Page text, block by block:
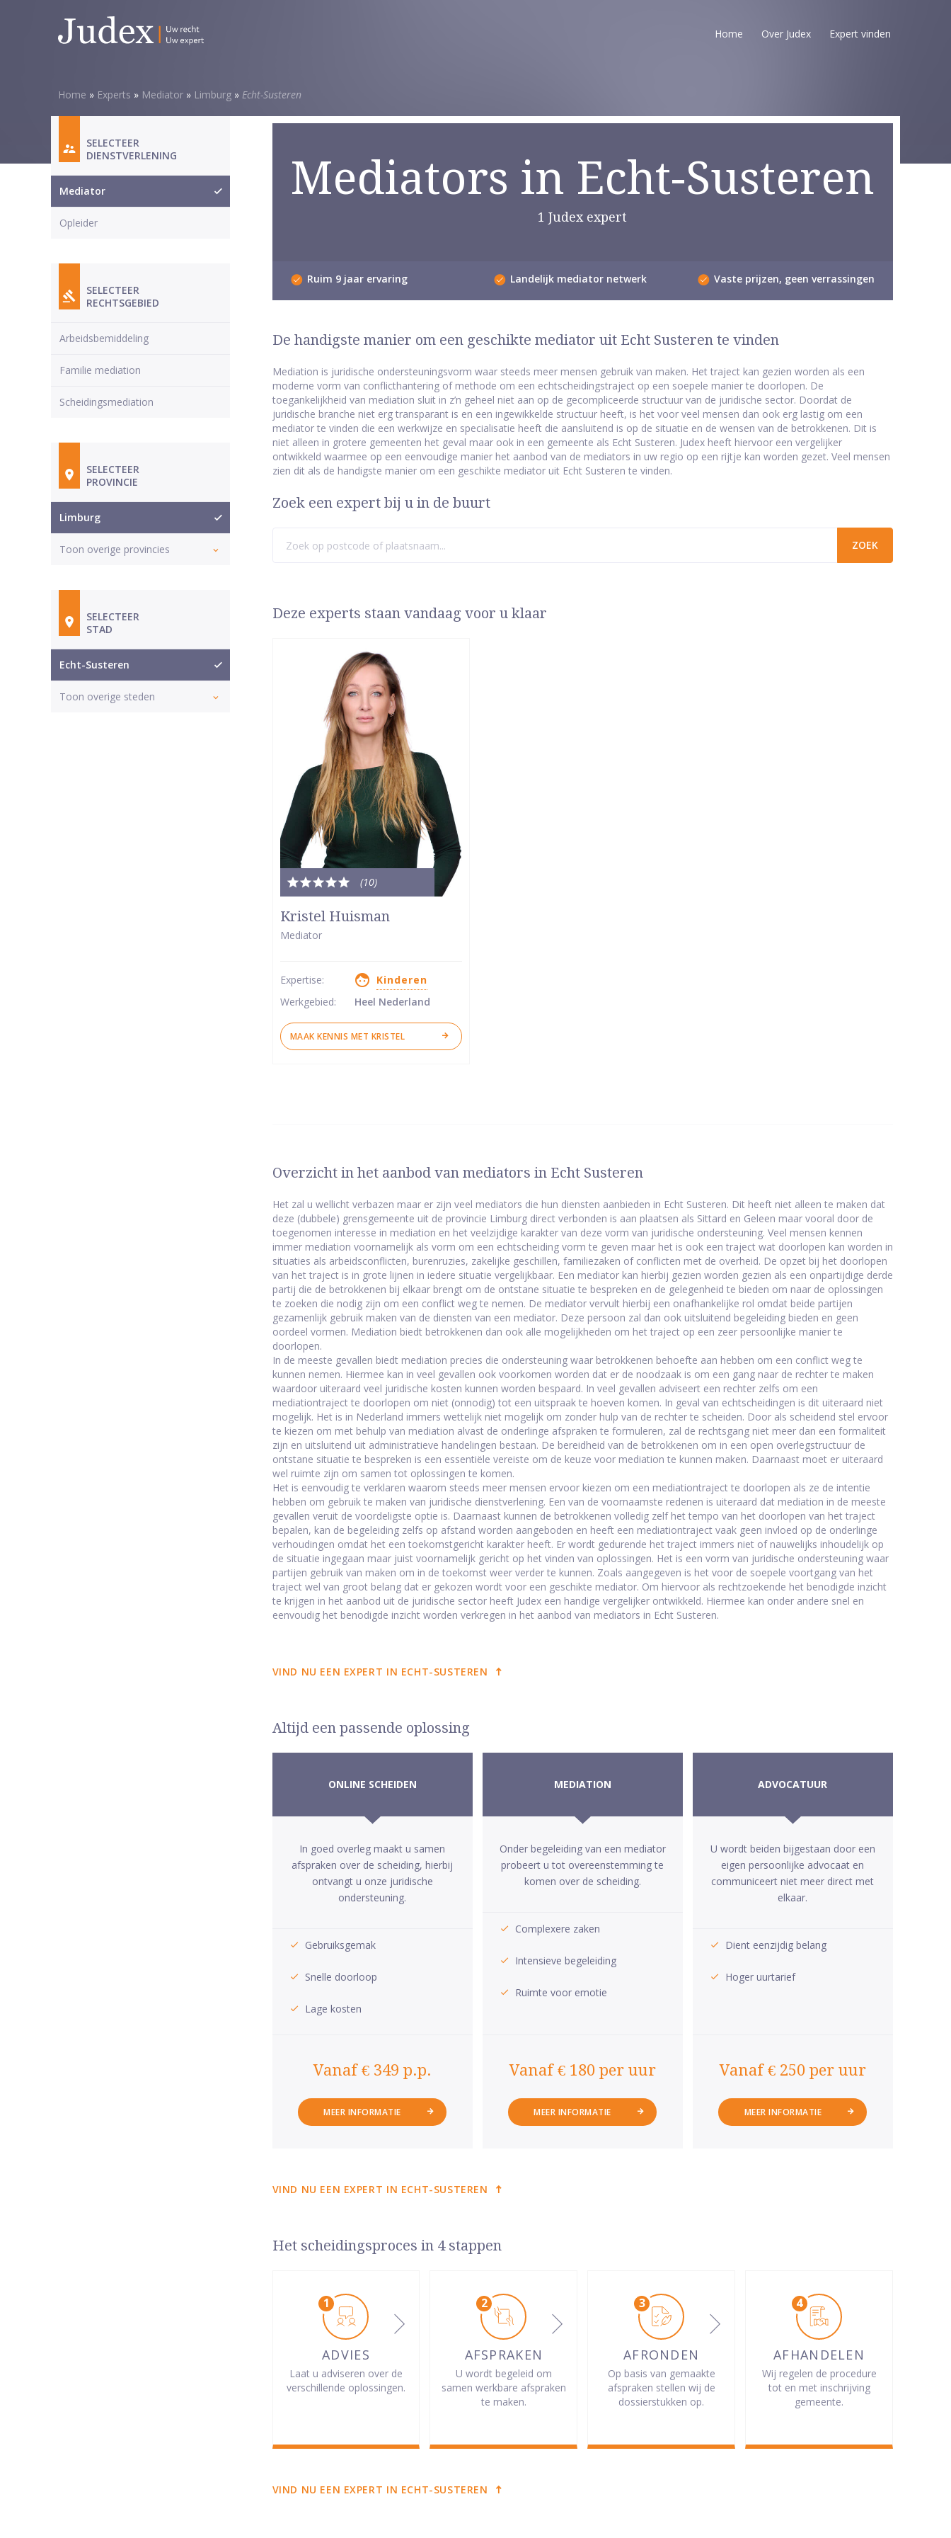
van
Home Over Judex Expert vinden
Home » Experts » Mediator » Limburg » Echt-Susteren
Mediators in Echt-Susteren
1 Judex expert
Ruim 9 jaar ervaring Landelijk mediator netwerk Vaste prijzen, geen verrassingen
De handigste manier om een geschikte mediator uit Echt Susteren te vinden
Mediation is juridische ondersteuningsvorm waar steeds meer mensen gebruik van maken. Het traject kan gezien worden als een
moderne vorm van conflicthantering of methode om een echtscheidingstraject op een soepele manier te doorlopen. De
toegankelijkheid van mediation sluit in z’n geheel niet aan op de gecompliceerde structuur van de juridische sector. Doordat de
juridische branche niet erg transparant is en een ingewikkelde structuur heeft, is het voor veel mensen dan ook erg lastig om een
mediator te vinden die een werkwijze en specialisatie heeft die aansluitend is op de situatie en de wensen van de betrokkenen. Dit is
niet alleen in grotere gemeenten het geval maar ook in een gemeente als Echt Susteren. Judex heeft hiervoor een vergelijker
ontwikkeld waarmee op een eenvoudige manier het aanbod van de mediators in uw regio op een rijtje kan worden gezet. Veel mensen
zien dit als de handigste manier om een geschikte mediator uit Echt Susteren te vinden.
Zoek een expert bij u in de buurt
Deze experts staan vandaag voor u klaar
(10)
Totale
waardering:
5
sterren
Kristel Huisman
Mediator
Expertise:
Kinderen
Werkgebied:
Heel Nederland
MAAK KENNIS MET KRISTEL
Overzicht in het aanbod van mediators in Echt Susteren
Het zal u wellicht verbazen maar er zijn veel mediators die hun diensten aanbieden in Echt Susteren. Dit heeft niet alleen te maken dat
deze (dubbele) grensgemeente uit de provincie Limburg direct verbonden is aan plaatsen als Sittard en Geleen maar vooral door de
toegenomen interesse in mediation en het veelzijdige karakter van deze vorm van juridische ondersteuning. Veel mensen kennen
immer mediation voornamelijk als vorm om een echtscheiding vorm te geven maar het is ook een traject wat doorlopen kan worden in
situaties als arbeidsconflicten, burenruzies, zakelijke geschillen, familiezaken of conflicten met de overheid. De opzet bij het doorlopen
van het traject is in grote lijnen in iedere situatie vergelijkbaar. Een mediator kan hierbij gezien worden gezien als een onpartijdige derde
partij die de betrokkenen bij elkaar brengt om de ontstane situatie te bespreken en de gelegenheid te bieden om naar de oplossingen
te zoeken die nodig zijn om een conflict weg te nemen. De mediator vervult hierbij een onafhankelijke rol omdat beide partijen
gezamenlijk gebruik maken van de diensten van een mediator. Deze persoon zal dan ook uitsluitend begeleiding bieden en geen
oordeel vormen. Mediation biedt betrokkenen dan ook alle mogelijkheden om het traject op een zeer persoonlijke manier te
doorlopen.
In de meeste gevallen biedt mediation precies die ondersteuning waar betrokkenen behoefte aan hebben om een conflict weg te
kunnen nemen. Hiermee kan in veel gevallen ook voorkomen worden dat er de noodzaak is om een gang naar de rechter te maken
waardoor uiteraard veel juridische kosten kunnen worden bespaard. In veel gevallen adviseert een rechter zelfs om een
mediationtraject te doorlopen om niet (onnodig) tot een uitspraak te hoeven komen. In geval van echtscheidingen is dit uiteraard niet
mogelijk. Het is in Nederland immers wettelijk niet mogelijk om zonder hulp van de rechter te scheiden. Door als scheidend stel ervoor
te kiezen om met behulp van mediation alvast de onderlinge afspraken te formuleren, zal de rechtsgang niet meer dan een formaliteit
zijn en uitsluitend uit administratieve handelingen bestaan. De bereidheid van de betrokkenen om in een open overlegstructuur de
ontstane situatie te bespreken is een essentiële vereiste om de keuze voor mediation te kunnen maken. Daarnaast moet er uiteraard
wel ruimte zijn om samen tot oplossingen te komen.
Het is eenvoudig te verklaren waarom steeds meer mensen ervoor kiezen om een mediationtraject te doorlopen als ze de intentie
hebben om gebruik te maken van juridische dienstverlening. Een van de voornaamste redenen is uiteraard dat mediation in de meeste
gevallen veruit de voordeligste optie is. Daarnaast kunnen de betrokkenen volledig zelf het tempo van het doorlopen van het traject
bepalen, kan de begeleiding zelfs op afstand worden aangeboden en heeft een mediationtraject vaak geen invloed op de onderlinge
verhoudingen omdat het een toekomstgericht karakter heeft. Er wordt gedurende het traject immers niet of nauwelijks inhoudelijk op
de situatie ingegaan maar juist voornamelijk gericht op het vinden van oplossingen. Het is een vorm van juridische ondersteuning waar
partijen gebruik van maken om in de toekomst weer verder te kunnen. Zoals aangegeven is het voor de soepele voortgang van het
traject wel van groot belang dat er gekozen wordt voor een geschikte mediator. Om hiervoor als rechtzoekende het benodigde inzicht
te krijgen in het aanbod uit de juridische sector heeft Judex een handige vergelijker ontwikkeld. Hiermee kan onder andere snel en
eenvoudig het benodigde inzicht worden verkregen in het aanbod van mediators in Echt Susteren.
VIND NU EEN EXPERT IN ECHT-SUSTEREN
Altijd een passende oplossing
ONLINE SCHEIDEN
In goed overleg maakt u samen
afspraken over de scheiding, hierbij
ontvangt u onze juridische
ondersteuning.
Gebruiksgemak
Snelle doorloop
Lage kosten
Vanaf € 349 p.p.
MEER INFORMATIE
MEDIATION
Onder begeleiding van een mediator
probeert u tot overeenstemming te
komen over de scheiding.
Complexere zaken
Intensieve begeleiding
Ruimte voor emotie
Vanaf € 180 per uur
MEER INFORMATIE
ADVOCATUUR
U wordt beiden bijgestaan door een
eigen persoonlijke advocaat en
communiceert niet meer direct met
elkaar.
Dient eenzijdig belang
Hoger uurtarief
Vanaf € 250 per uur
MEER INFORMATIE
VIND NU EEN EXPERT IN ECHT-SUSTEREN
Het scheidingsproces in 4 stappen
ADVIES
Laat u adviseren over de
verschillende oplossingen.
AFSPRAKEN
U wordt begeleid om
samen werkbare afspraken
te maken.
AFRONDEN
Op basis van gemaakte
afspraken stellen wij de
dossierstukken op.
AFHANDELEN
Wij regelen de procedure
tot en met inschrijving
gemeente.
VIND NU EEN EXPERT IN ECHT-SUSTEREN
SELECTEER
DIENSTVERLENING
Mediator
Opleider
SELECTEER
RECHTSGEBIED
Arbeidsbemiddeling
Familie mediation
Scheidingsmediation
SELECTEER
PROVINCIE
Limburg
Toon overige provincies
SELECTEER
STAD
Echt-Susteren
Toon overige steden